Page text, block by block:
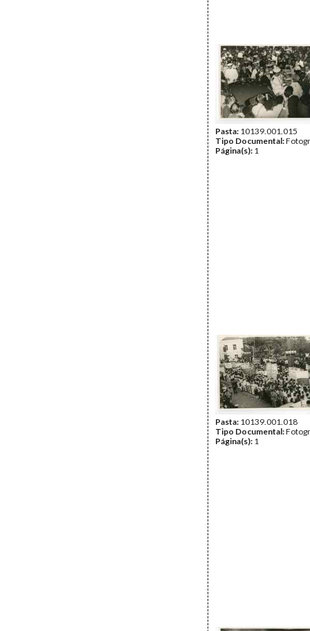
Pasta: 10139.001.015
Tipo Documental:
Página(s): 1
Pasta: 10139.001.018
Tipo Documental:
Página(s): 1